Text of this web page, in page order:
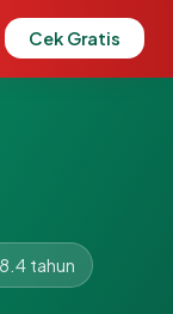
Cek Gratis
tahun